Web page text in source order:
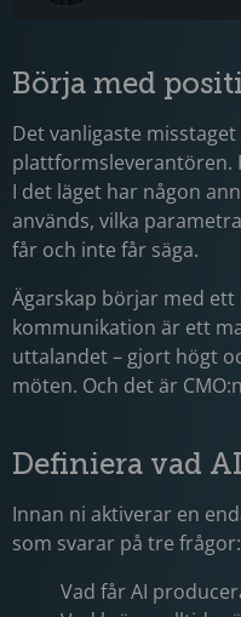
Börja med
Det vanligaste
plattformsleverantören.
I det läget har någon
används, vilka
får och inte får säga.
Ägarskap börjar med
kommunikation är ett
uttalandet – gjort högt
möten. Och det är
Definiera vad
Innan ni aktiverar en
som svarar på tre frågor:
Vad får AI